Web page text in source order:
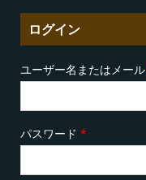
ログイン
ユーザー名またはメール
パスワード *